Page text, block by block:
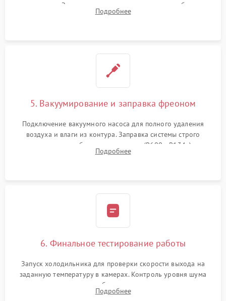
осушителя. Замена изношенных вентиляторов обдува,
сломанных заслонок или поврежденных дверных петель.
Подробнее
5. Вакуумирование и заправка фреоном
Подключение вакуумного насоса для полного удаления
воздуха и влаги из контура. Заправка системы строго
дозированным объемом хладагента (R600a, R134a) по
электронным весам. Контроль рабочего давления в системе.
Подробнее
6. Финальное тестирование работы
Запуск холодильника для проверки скорости выхода на
заданную температуру в камерах. Контроль уровня шума
компрессора, отсутствия обмерзания стенок и корректного
срабатывания системы автоматической оттайки.
Подробнее